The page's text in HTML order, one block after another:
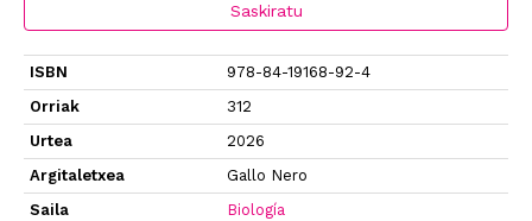
Saskiratu
ISBN
978-84-19168-92-4
Orriak
312
Urtea
2026
Argitaletxea
Gallo Nero
Saila
Biología